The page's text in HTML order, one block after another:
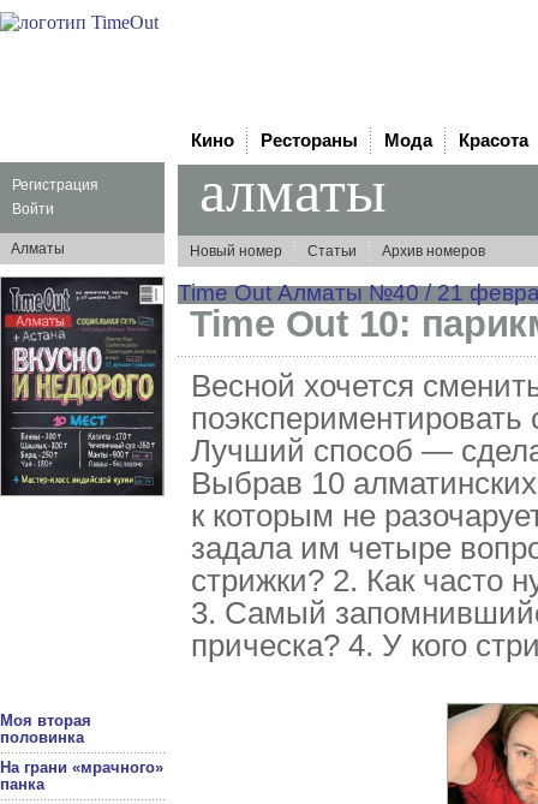
Регистрация
Войти
Алматы
Моя вторая
половинка
На грани «мрачного»
панка
Кино Рестораны Мода Красота
алматы
Новый номер Статьи Архив номеров
Time Out Алматы №40 / 21
Time Out 10:
Весной хочется
Лучший способ —
Выбрав 10
к которым не
задала им четыре
стрижки? 2. Как часто
3. Самый
прическа? 4. У кого